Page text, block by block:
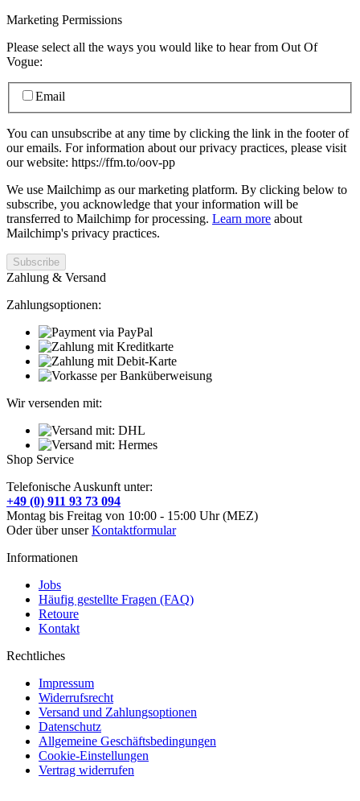
Marketing Permissions
Please select all the ways you would like to hear from Out Of
Vogue:
Email
You can unsubscribe at any time by clicking the link in the footer of
our emails. For information about our privacy practices, please visit
our website: https://ffm.to/oov-pp
We use Mailchimp as our marketing platform. By clicking below to
subscribe, you acknowledge that your information will be
transferred to Mailchimp for processing. Learn more about
Mailchimp's privacy practices.
Zahlung & Versand
Zahlungsoptionen:
Wir versenden mit:
Shop Service
Telefonische Auskunft unter:
+49 (0) 911 93 73 094
Montag bis Freitag von 10:00 - 15:00 Uhr (MEZ)
Oder über unserKontaktformular
Informationen
Jobs
Häufig gestellte Fragen (FAQ)
Retoure
Kontakt
Rechtliches
Impressum
Widerrufsrecht
Versand und Zahlungsoptionen
Datenschutz
Allgemeine Geschäftsbedingungen
Cookie-Einstellungen
Vertrag widerrufen